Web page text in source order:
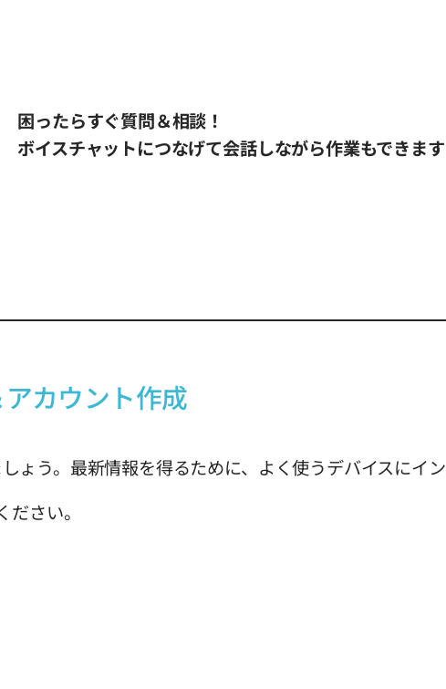
困ったらすぐ質問＆相談！
ボイスチャットにつなげて会話しながら作業もできま
カウント作成
ょう。最新情報を得るために、よく使うデバイスにイ
さい。